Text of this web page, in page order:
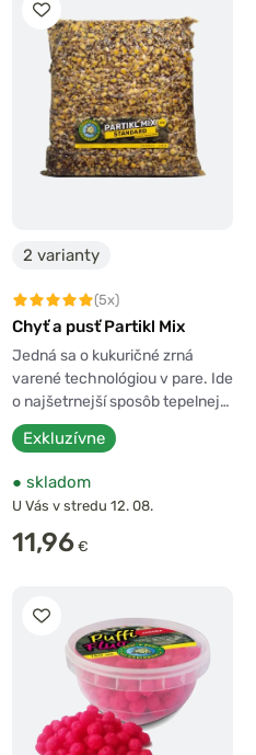
2 varianty
(5x)
Chyť a pusť Partikl Mix
Jedná sa o kukuričné zrná
varené technológiou v pare. Ide
o najšetrnejší sposôb tepelnej…
Exkluzívne
● skladom
U Vás v stredu 12. 08.
11,96 €